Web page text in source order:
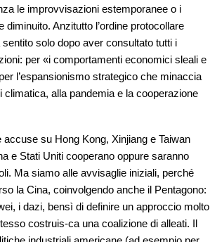
le improvvisazioni estemporanee o i
Anzitutto l’ordine protocollare
solo dopo aver consultato tutti i
per «i comportamenti economici sleali e
l’espansionismo strategico che minaccia
climatica, alla pandemia e la cooperazione
su Hong Kong, Xinjiang e Taiwan
e Stati Uniti cooperano oppure saranno
Ma siamo alle avvisaglie iniziali, perché
la Cina, coinvolgendo anche il Pentagono:
i dazi, bensì di definire un approccio molto
costruis-ca una coalizione di alleati. Il